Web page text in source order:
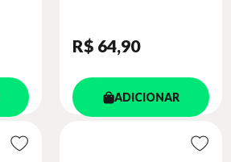
R$ 64,90
ADICIONAR